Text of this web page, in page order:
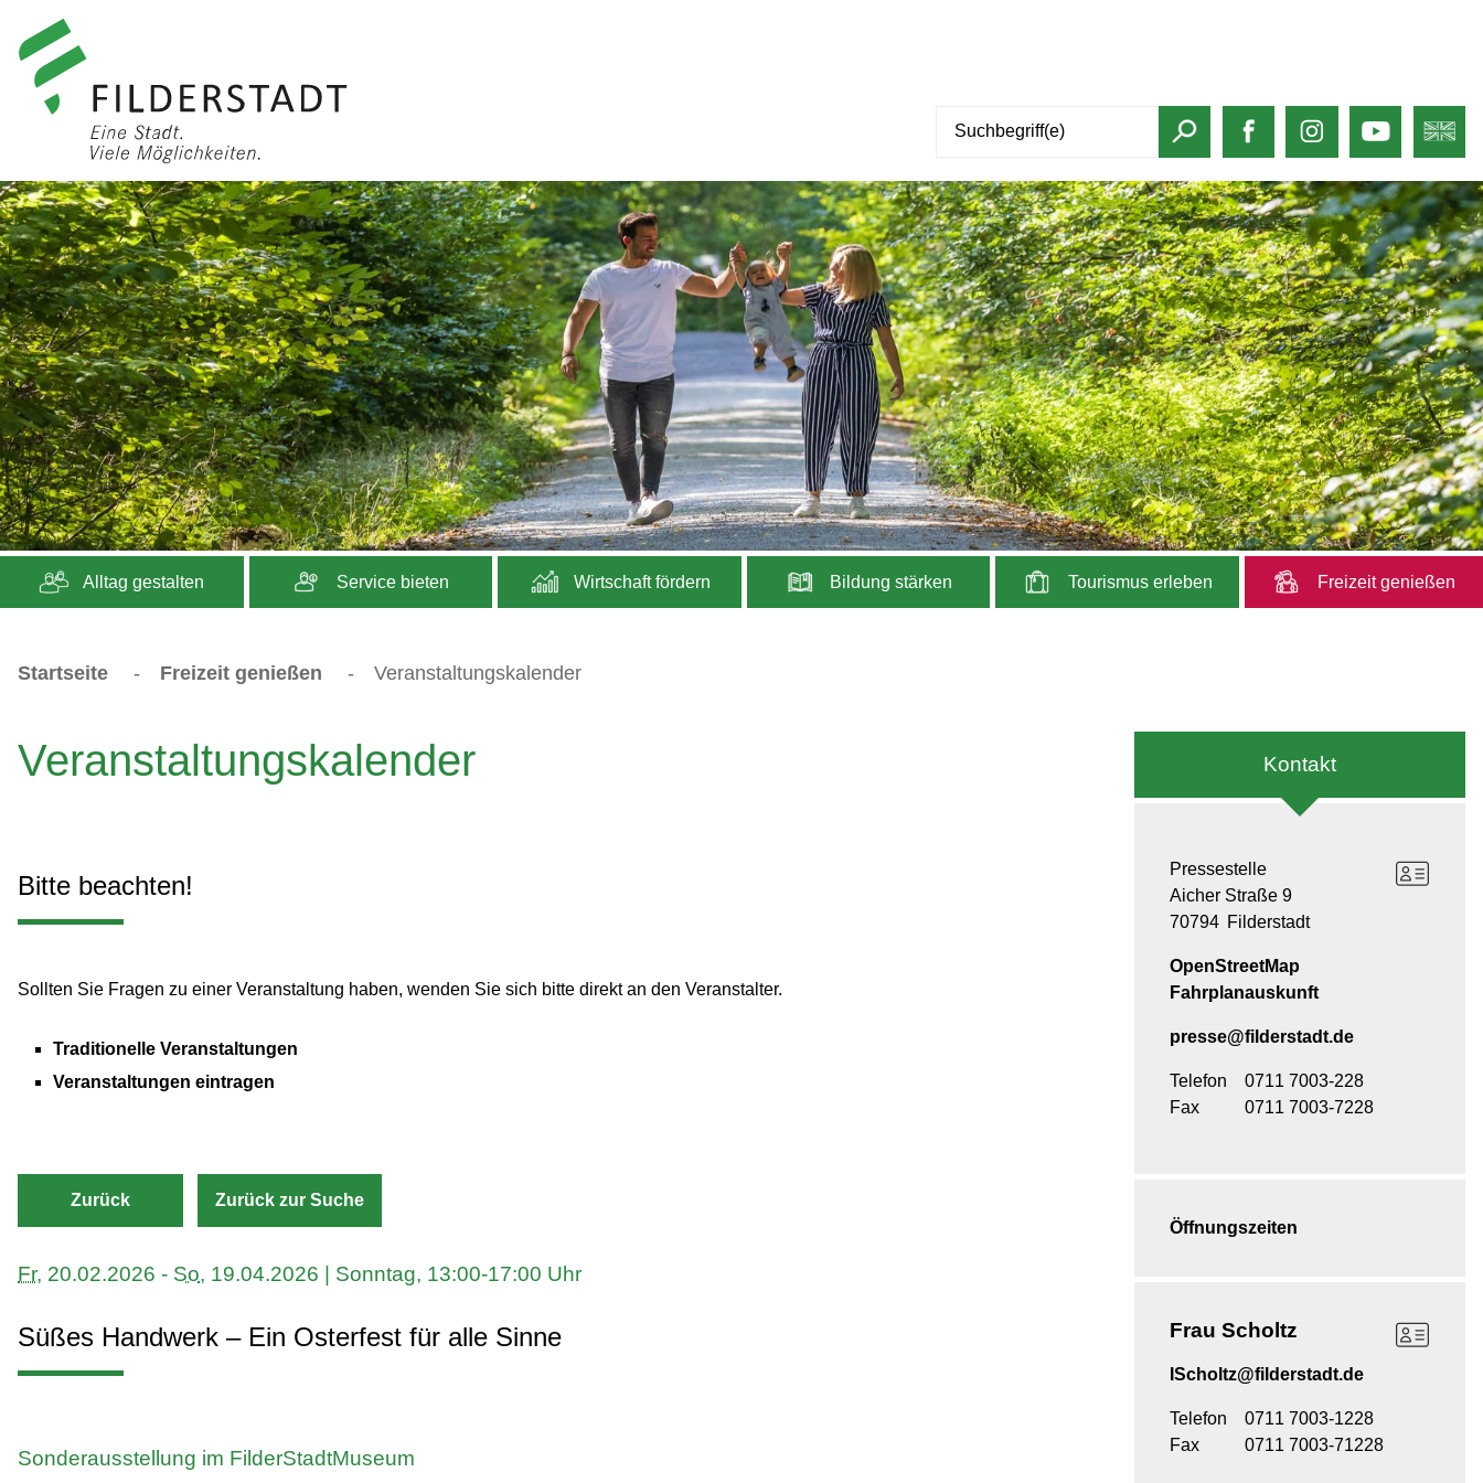
Alltag gestalten Service bieten Wirtschaft fördern Bildung stärken Tourismus erleben Freizeit genießen
Startseite - Freizeit genießen - Veranstaltungskalender
Veranstaltungskalender
Bitte beachten!
Sollten Sie Fragen zu einer Veranstaltung haben, wenden Sie sich bitte direkt an den Veranstalter.
Traditionelle Veranstaltungen
Veranstaltungen eintragen
Zurück Zurück zur Suche
Fr, 20.02.2026 - So, 19.04.2026 | Sonntag, 13:00-17:00 Uhr
Süßes Handwerk – Ein Osterfest für alle Sinne
Sonderausstellung im FilderStadtMuseum
Kontakt
Pressestelle
Aicher Straße 9
70794 Filderstadt
OpenStreetMap
Fahrplanauskunft
presse@filderstadt.de
Telefon
0711 7003-228
Fax
0711 7003-7228
Öffnungszeiten
Frau Scholtz
IScholtz@filderstadt.de
Telefon
0711 7003-1228
Fax
0711 7003-71228